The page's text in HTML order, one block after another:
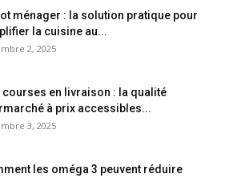
ménager : la solution pratique pour
la cuisine au...
2, 2025
courses en livraison : la qualité
à prix accessibles...
3, 2025
les oméga 3 peuvent réduire